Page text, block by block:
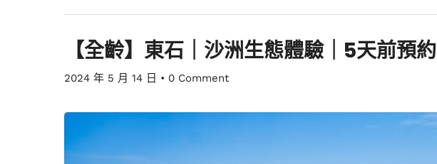
【全齡】東石｜沙洲生態體驗｜5天前預約
2024 年 5 月 14 日 • 0 Comment